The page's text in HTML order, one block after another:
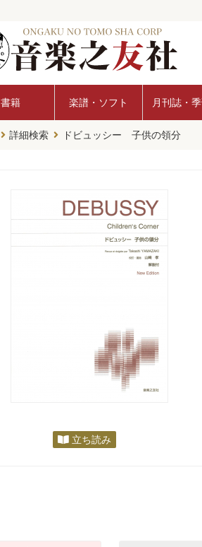
書籍 楽譜・ソフト 月刊誌・
詳細検索 ドビュッシー 子供の領分
立ち読み